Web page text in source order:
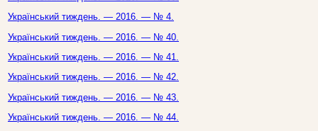
Український тиждень. — 2016. — № 4.
Український тиждень. — 2016. — № 40.
Український тиждень. — 2016. — № 41.
Український тиждень. — 2016. — № 42.
Український тиждень. — 2016. — № 43.
Український тиждень. — 2016. — № 44.